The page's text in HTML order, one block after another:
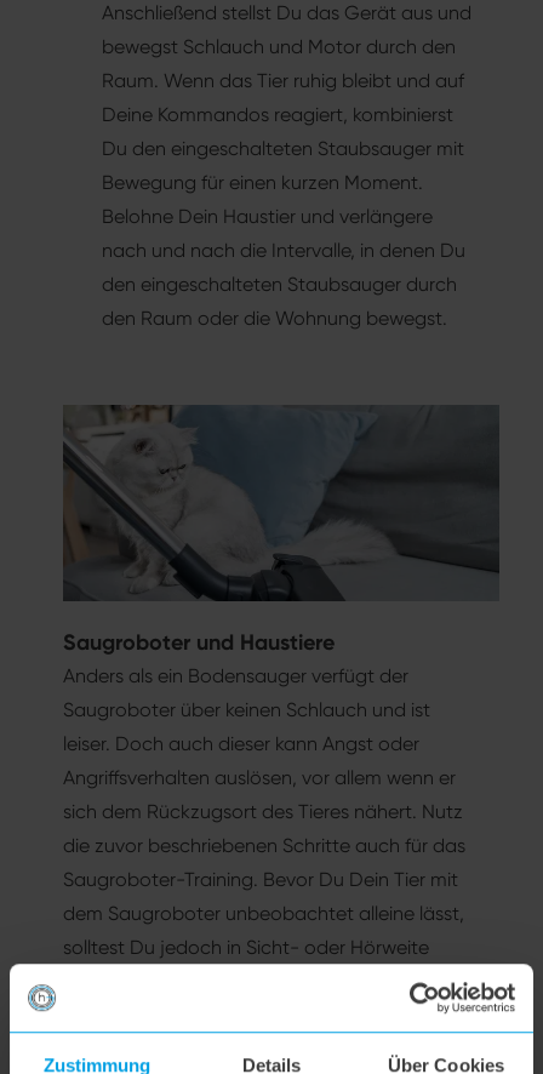
Zustimmung Details Über Cookies
Anschließend stellst Du das Gerät aus und
bewegst Schlauch und Motor durch den
Raum. Wenn das Tier ruhig bleibt und auf
Deine Kommandos reagiert, kombinierst
Du den eingeschalteten Staubsauger mit
Bewegung für einen kurzen Moment.
Belohne Dein Haustier und verlängere
nach und nach die Intervalle, in denen Du
den eingeschalteten Staubsauger durch
den Raum oder die Wohnung bewegst.
Saugroboter und Haustiere
Anders als ein Bodensauger verfügt der
Saugroboter über keinen Schlauch und ist
leiser. Doch auch dieser kann Angst oder
Angriffsverhalten auslösen, vor allem wenn er
sich dem Rückzugsort des Tieres nähert. Nutz
die zuvor beschriebenen Schritte auch für das
Saugroboter-Training. Bevor Du Dein Tier mit
dem Saugroboter unbeobachtet alleine lässt,
solltest Du jedoch in Sicht- oder Hörweite
bleiben. So kannst Du zur Not eingreifen, wenn
sich Hund oder Katze in Deiner Abwesenheit